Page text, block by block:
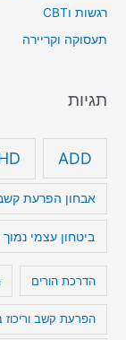
רגשות וCBT
תעסוקה וקריירה
תגיות
ADD
אבחון הפרעת קשב
ביטחון עצמי נמוך
הדרכת הורים
הפרעת קשב וריכוז